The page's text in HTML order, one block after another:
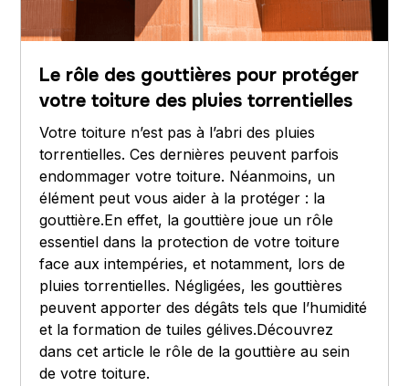
Le rôle des gouttières pour protéger
votre toiture des pluies torrentielles
Votre toiture n’est pas à l’abri des pluies
torrentielles. Ces dernières peuvent parfois
endommager votre toiture. Néanmoins, un
élément peut vous aider à la protéger : la
gouttière.En effet, la gouttière joue un rôle
essentiel dans la protection de votre toiture
face aux intempéries, et notamment, lors de
pluies torrentielles. Négligées, les gouttières
peuvent apporter des dégâts tels que l’humidité
et la formation de tuiles gélives.Découvrez
dans cet article le rôle de la gouttière au sein
de votre toiture.